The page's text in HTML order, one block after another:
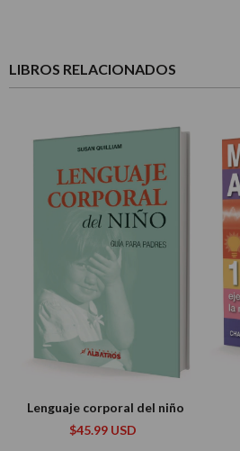
LIBROS RELACIONADOS
Lenguaje corporal del niño
$45.99 USD